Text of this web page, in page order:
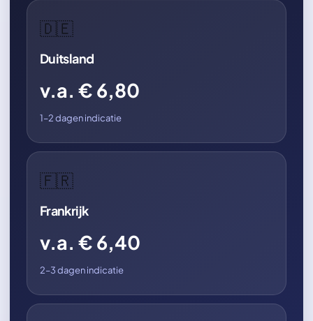
🇩🇪
Duitsland
v.a. € 6,80
1–2 dagen indicatie
🇫🇷
Frankrijk
v.a. € 6,40
2–3 dagen indicatie